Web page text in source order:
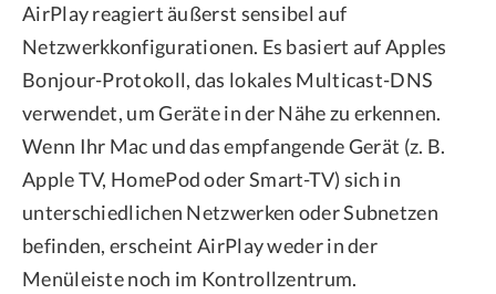
AirPlay reagiert äußerst sensibel auf
Netzwerkkonfigurationen. Es basiert auf Apples
Bonjour-Protokoll, das lokales Multicast-DNS
verwendet, um Geräte in der Nähe zu erkennen.
Wenn Ihr Mac und das empfangende Gerät (z. B.
Apple TV, HomePod oder Smart-TV) sich in
unterschiedlichen Netzwerken oder Subnetzen
befinden, erscheint AirPlay weder in der
Menüleiste noch im Kontrollzentrum.